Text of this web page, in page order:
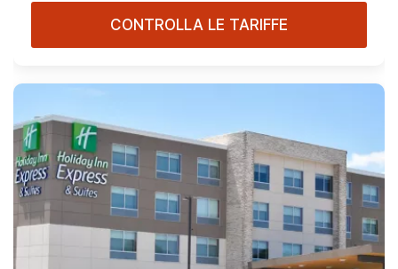
CONTROLLA LE TARIFFE